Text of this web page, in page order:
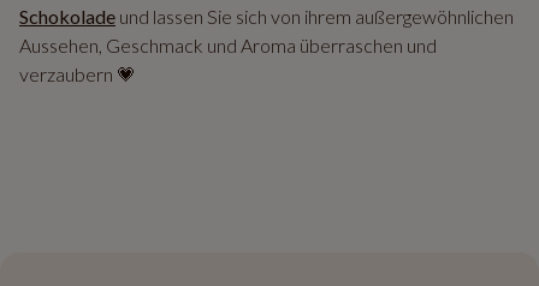
Schokolade und lassen Sie sich von ihrem außergewöhnlichen
Aussehen, Geschmack und Aroma überraschen und
verzaubern 💗